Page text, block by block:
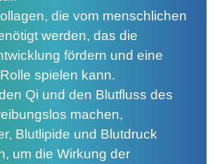
die vom menschlichen
werden, das die
fördern und eine
spielen kann.
Qi und den Blutfluss des
machen,
Blutlipide und Blutdruck
um die Wirkung der